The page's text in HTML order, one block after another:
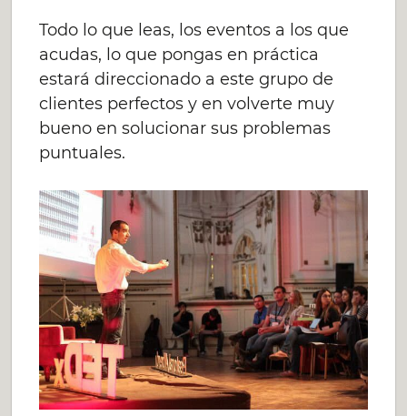
Todo lo que leas, los eventos a los que
acudas, lo que pongas en práctica
estará direccionado a este grupo de
clientes perfectos y en volverte muy
bueno en solucionar sus problemas
puntuales.